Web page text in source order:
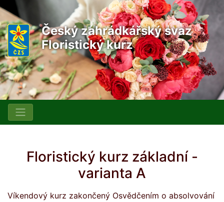
Český zahrádkářský svaz
Floristický kurz
Floristický kurz základní -
varianta A
Víkendový kurz zakončený Osvědčením o absolvování